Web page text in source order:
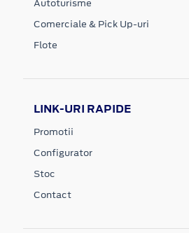
Autoturisme
Comerciale & Pick Up-uri
Flote
LINK-URI RAPIDE
Promotii
Configurator
Stoc
Contact